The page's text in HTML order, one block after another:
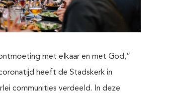
met elkaar en met God,”
heeft de Stadskerk in
communities verdeeld. In deze